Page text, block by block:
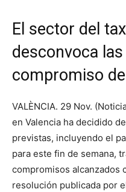
El sector del
desconvoca
compromiso
VALÈNCIA. 29 Nov.
en Valencia ha decidido
previstas, incluyendo el
para este fin de semana,
compromisos alcanzados
resolución publicada por